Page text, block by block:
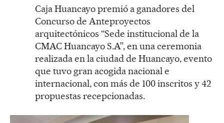
Caja Huancayo premió a ganadores del
Concurso de Anteproyectos
arquitectónicos “Sede institucional de la
CMAC Huancayo S.A”, en una ceremonia
realizada en la ciudad de Huancayo, evento
que tuvo gran acogida nacional e
internacional, con más de 100 inscritos y 42
propuestas recepcionadas.